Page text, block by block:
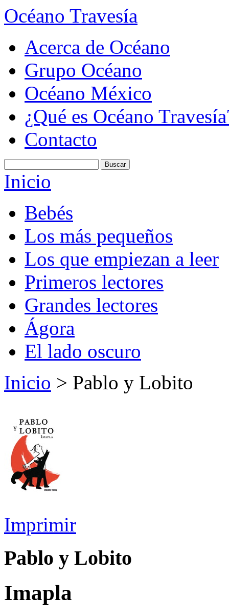
Océano Travesía
Acerca de Océano
Grupo Océano
Océano México
¿Qué es Océano
Contacto
Inicio
Bebés
Los más pequeños
Los que empiezan a leer
Primeros lectores
Grandes lectores
Ágora
El lado oscuro
Inicio > Pablo y Lobito
Imprimir
Pablo y Lobito
Imapla